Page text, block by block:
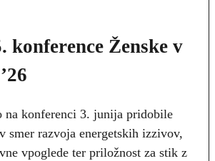
konference Ženske v
na konferenci 3. junija pridobile
smer razvoja energetskih izzivov,
vpoglede ter priložnost za stik z